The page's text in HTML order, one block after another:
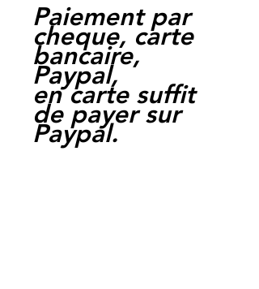
Paiement par
cheque, carte
bancaire,
Paypal,
en carte suffit
de payer sur
Paypal.